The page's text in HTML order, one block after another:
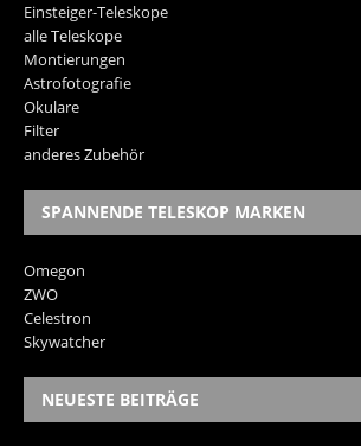
Einsteiger-Teleskope
alle Teleskope
Montierungen
Astrofotografie
Okulare
Filter
anderes Zubehör
SPANNENDE TELESKOP MARKEN
Omegon
ZWO
Celestron
Skywatcher
NEUESTE BEITRÄGE